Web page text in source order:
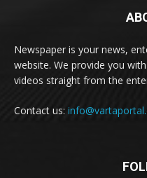
Newspaper is your news,
website. We provide you
videos straight from the
Contact us: